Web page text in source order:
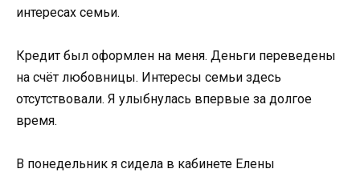
интересах семьи.
Кредит был оформлен на меня. Деньги переведены
на счёт любовницы. Интересы семьи здесь
отсутствовали. Я улыбнулась впервые за долгое
время.
В понедельник я сидела в кабинете Елены